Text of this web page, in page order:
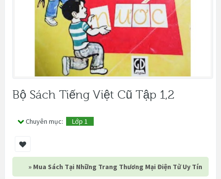
Bộ Sách Tiếng Việt Cũ Tập 1,2
Chuyên mục: Lớp 1
» Mua Sách Tại Những Trang Thương Mại Điện Tử Uy Tín